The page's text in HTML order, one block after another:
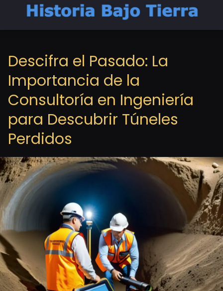
Descifra el Pasado: La
Importancia de la
Consultoría en Ingeniería
para Descubrir Túneles
Perdidos